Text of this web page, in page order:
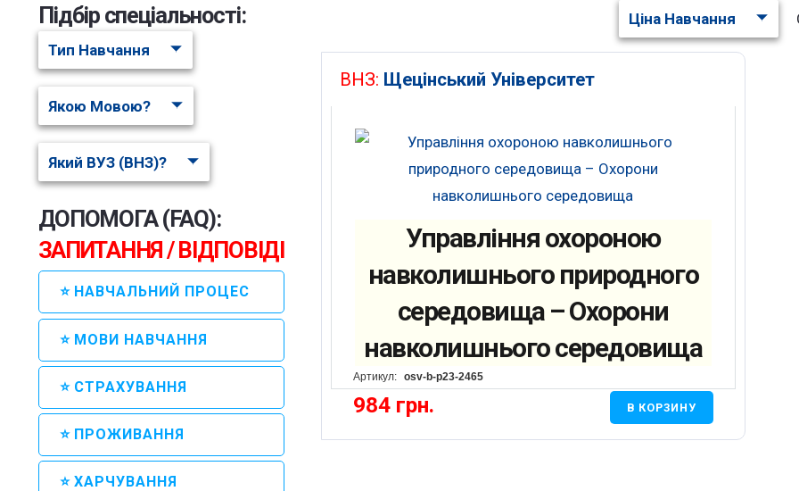
Підбір спеціальності:
Тип Навчання
Якою Мовою?
Який ВУЗ (ВНЗ)?
ДОПОМОГА (FAQ):
ЗАПИТАННЯ / ВІДПОВІДІ
⭐ НАВЧАЛЬНИЙ ПРОЦЕС
⭐ МОВИ НАВЧАННЯ
⭐ СТРАХУВАННЯ
⭐ ПРОЖИВАННЯ
⭐ ХАРЧУВАННЯ
Ціна Навчання
ВНЗ: Щецінський Університет
Управління охороною
навколишнього природного
середовища – Охорони
навколишнього середовища
Артикул: osv-b-p23-2465
984 грн. В КОРЗИНУ